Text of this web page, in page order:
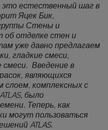
естественный шаг в
Яцек Бик,
Стены и
об отделке стен и
уже давно предлагаем
гладкие смеси,
Введение в
являющихся
комплексных с
было
Теперь, как
могут пользоваться
ATLAS.